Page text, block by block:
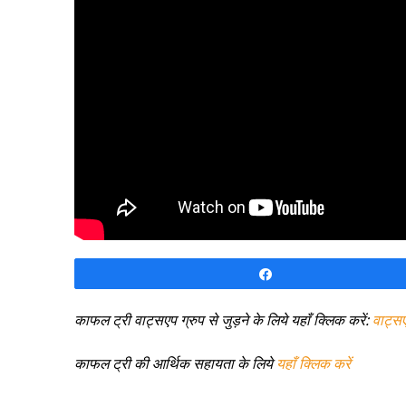
काफल ट्री वाट्सएप ग्रुप से जुड़ने के लिये यहाँ क्लिक करें:
काफल ट्री की आर्थिक सहायता के लियेयहाँ क्लिक करें